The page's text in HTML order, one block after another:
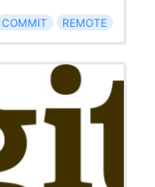
COMMIT REMOTE